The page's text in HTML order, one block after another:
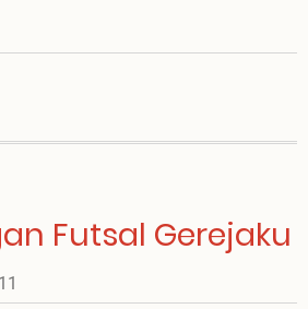
Futsal Gerejaku